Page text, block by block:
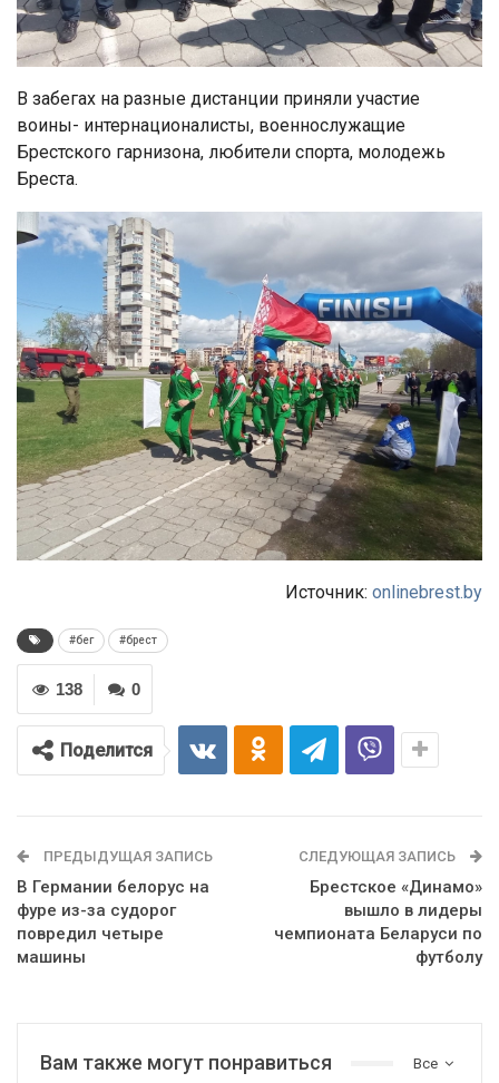
В забегах на разные дистанции приняли участие
воины- интернационалисты, военнослужащие
Брестского гарнизона, любители спорта, молодежь
Бреста.
Источник: onlinebrest.by
#бег #брест
0
138
Поделится
ПРЕДЫДУЩАЯ ЗАПИСЬ
В Германии белорус на
фуре из-за судорог
повредил четыре
машины
СЛЕДУЮЩАЯ ЗАПИСЬ
Брестское «Динамо»
вышло в лидеры
чемпионата Беларуси по
футболу
Все
Вам также могут понравиться